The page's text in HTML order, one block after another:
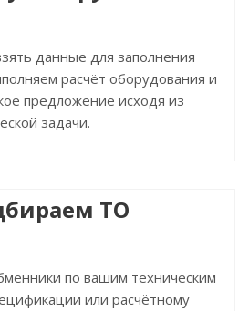
данные для заполнения
расчёт оборудования и
предложение исходя из
задачи.
ТО
по вашим техническим
или расчётному